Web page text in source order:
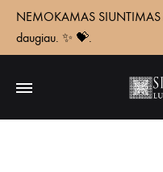
NEMOKAMAS
daugiau. ✨ 💝.